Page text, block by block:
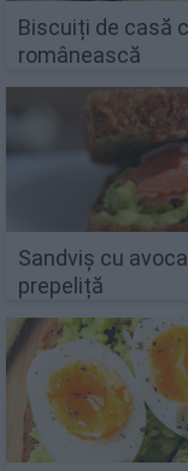
Biscuiți de casă
românească
Sandviș cu
prepeliță